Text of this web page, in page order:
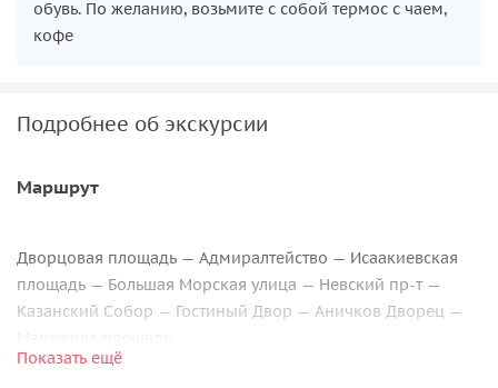
обувь. По желанию, возьмите с собой термос с чаем,
кофе
Подробнее об экскурсии
Маршрут
Дворцовая площадь — Адмиралтейство — Исаакиевская
площадь — Большая Морская улица — Невский пр-т —
Казанский Собор — Гостиный Двор — Аничков Дворец —
Показать ещё